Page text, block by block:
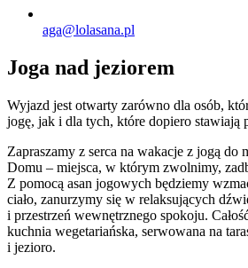
aga@lolasana.pl
Joga nad jeziorem
Wyjazd jest otwarty zarówno dla osób,
jogę, jak i dla tych, które dopiero stawiają
Zapraszamy z serca na wakacje z jogą do
Domu – miejsca, w którym zwolnimy,
Z pomocą asan jogowych będziemy
ciało, zanurzymy się w relaksujących
i przestrzeń wewnętrznego spokoju.
kuchnia wegetariańska, serwowana na
i jezioro.